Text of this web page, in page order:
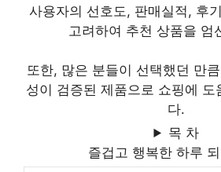
사용자의 선호도, 판매실적, 후
고려하여 추천 상품을 엄
또한, 많은 분들이 선택했던 만
성이 검증된 제품으로 쇼핑에 도
다.
목 차
즐겁고 행복한 하루